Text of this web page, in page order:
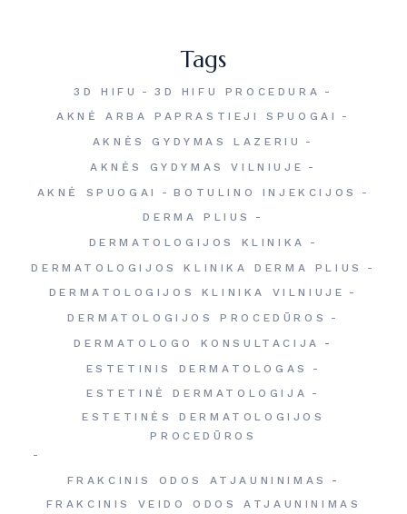
Tags
3D HIFU
3D HIFU PROCEDURA
AKNĖ ARBA PAPRASTIEJI SPUOGAI
AKNĖS GYDYMAS LAZERIU
AKNĖS GYDYMAS VILNIUJE
AKNĖ SPUOGAI
BOTULINO INJEKCIJOS
DERMA PLIUS
DERMATOLOGIJOS KLINIKA
DERMATOLOGIJOS KLINIKA DERMA PLIUS
DERMATOLOGIJOS KLINIKA VILNIUJE
DERMATOLOGIJOS PROCEDŪROS
DERMATOLOGO KONSULTACIJA
ESTETINIS DERMATOLOGAS
ESTETINĖ DERMATOLOGIJA
ESTETINĖS DERMATOLOGIJOS
PROCEDŪROS
FRAKCINIS ODOS ATJAUNINIMAS
FRAKCINIS VEIDO ODOS ATJAUNINIMAS